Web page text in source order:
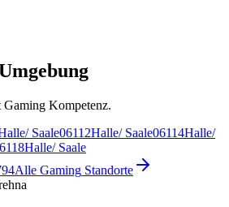
Kompetenz.
Saale06112Halle/ Saale06114Halle/
Halle/ Saale
Alle Gaming Standorte